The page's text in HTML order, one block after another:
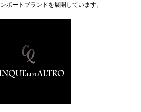
ポートブランドを展開しています。